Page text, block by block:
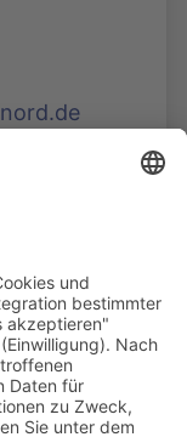
Bildung